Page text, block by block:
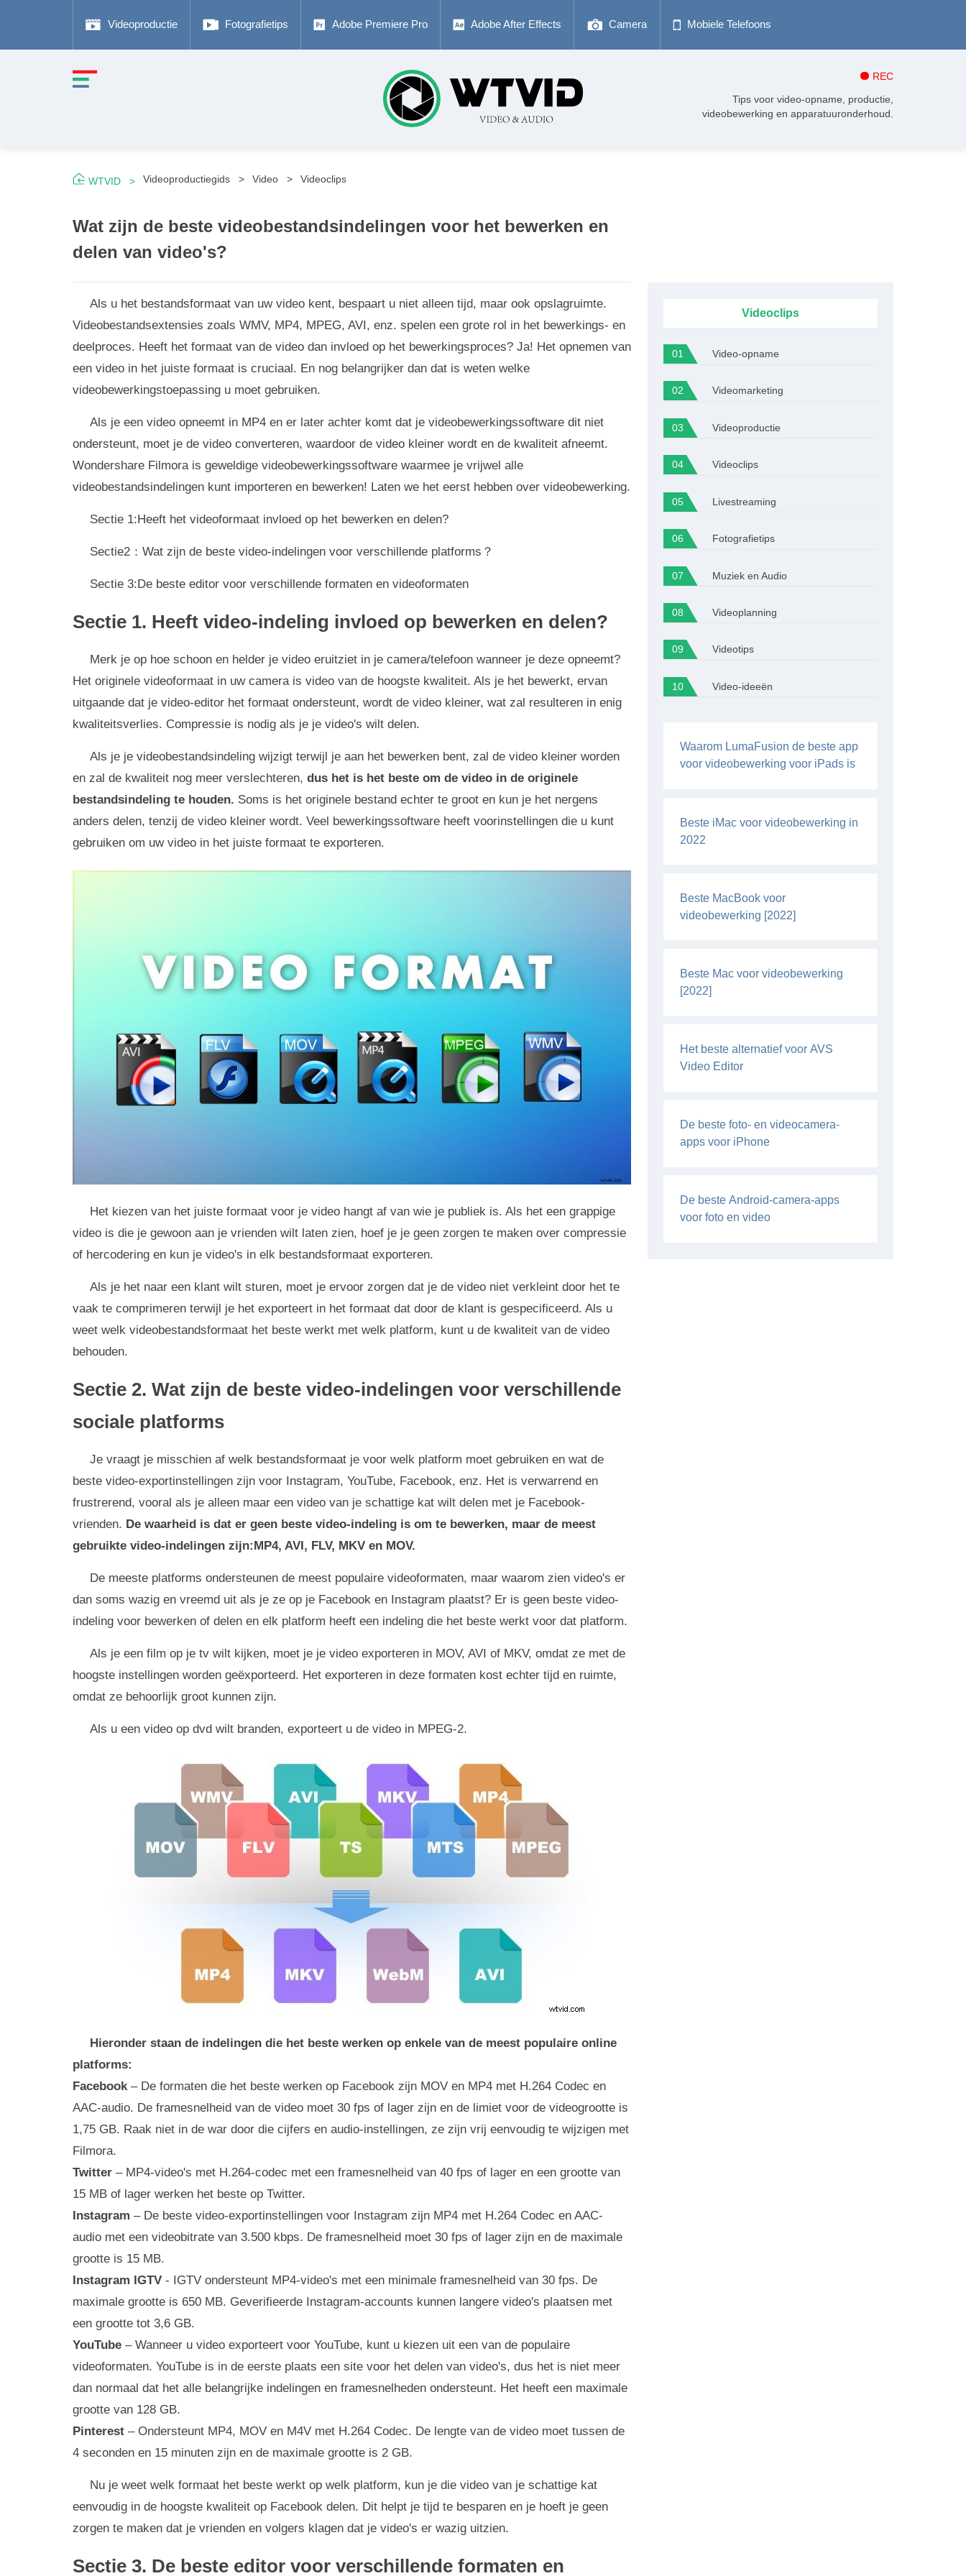
Videoproductie Fotografietips Adobe Premiere Pro Adobe After Effects Camera Mobiele Telefoons
REC
Tips voor video-opname, productie,
videobewerking en apparatuuronderhoud.
WTVID Videoproductiegids Video Videoclips
Wat zijn de beste videobestandsindelingen voor het bewerken en
delen van video's?
Als u het bestandsformaat van uw video kent, bespaart u niet alleen tijd, maar ook opslagruimte.
Videobestandsextensies zoals WMV, MP4, MPEG, AVI, enz. spelen een grote rol in het bewerkings- en
deelproces. Heeft het formaat van de video dan invloed op het bewerkingsproces? Ja! Het opnemen van
een video in het juiste formaat is cruciaal. En nog belangrijker dan dat is weten welke
videobewerkingstoepassing u moet gebruiken.
Als je een video opneemt in MP4 en er later achter komt dat je videobewerkingssoftware dit niet
ondersteunt, moet je de video converteren, waardoor de video kleiner wordt en de kwaliteit afneemt.
Wondershare Filmora is geweldige videobewerkingssoftware waarmee je vrijwel alle
videobestandsindelingen kunt importeren en bewerken! Laten we het eerst hebben over videobewerking.
Sectie 1:Heeft het videoformaat invloed op het bewerken en delen?
Sectie2：Wat zijn de beste video-indelingen voor verschillende platforms？
Sectie 3:De beste editor voor verschillende formaten en videoformaten
Sectie 1. Heeft video-indeling invloed op bewerken en delen?
Merk je op hoe schoon en helder je video eruitziet in je camera/telefoon wanneer je deze opneemt?
Het originele videoformaat in uw camera is video van de hoogste kwaliteit. Als je het bewerkt, ervan
uitgaande dat je video-editor het formaat ondersteunt, wordt de video kleiner, wat zal resulteren in enig
kwaliteitsverlies. Compressie is nodig als je je video's wilt delen.
Als je je videobestandsindeling wijzigt terwijl je aan het bewerken bent, zal de video kleiner worden
en zal de kwaliteit nog meer verslechteren, dus het is het beste om de video in de originele
bestandsindeling te houden. Soms is het originele bestand echter te groot en kun je het nergens
anders delen, tenzij de video kleiner wordt. Veel bewerkingssoftware heeft voorinstellingen die u kunt
gebruiken om uw video in het juiste formaat te exporteren.
Het kiezen van het juiste formaat voor je video hangt af van wie je publiek is. Als het een grappige
video is die je gewoon aan je vrienden wilt laten zien, hoef je je geen zorgen te maken over compressie
of hercodering en kun je video's in elk bestandsformaat exporteren.
Als je het naar een klant wilt sturen, moet je ervoor zorgen dat je de video niet verkleint door het te
vaak te comprimeren terwijl je het exporteert in het formaat dat door de klant is gespecificeerd. Als u
weet welk videobestandsformaat het beste werkt met welk platform, kunt u de kwaliteit van de video
behouden.
Sectie 2. Wat zijn de beste video-indelingen voor verschillende
sociale platforms
Je vraagt ​​je misschien af ​​welk bestandsformaat je voor welk platform moet gebruiken en wat de
beste video-exportinstellingen zijn voor Instagram, YouTube, Facebook, enz. Het is verwarrend en
frustrerend, vooral als je alleen maar een video van je schattige kat wilt delen met je Facebook-
vrienden. De waarheid is dat er geen beste video-indeling is om te bewerken, maar de meest
gebruikte video-indelingen zijn:MP4, AVI, FLV, MKV en MOV.
De meeste platforms ondersteunen de meest populaire videoformaten, maar waarom zien video's er
dan soms wazig en vreemd uit als je ze op je Facebook en Instagram plaatst? Er is geen beste video-
indeling voor bewerken of delen en elk platform heeft een indeling die het beste werkt voor dat platform.
Als je een film op je tv wilt kijken, moet je je video exporteren in MOV, AVI of MKV, omdat ze met de
hoogste instellingen worden geëxporteerd. Het exporteren in deze formaten kost echter tijd en ruimte,
omdat ze behoorlijk groot kunnen zijn.
Als u een video op dvd wilt branden, exporteert u de video in MPEG-2.
Hieronder staan ​​de indelingen die het beste werken op enkele van de meest populaire online
platforms:
Facebook– De formaten die het beste werken op Facebook zijn MOV en MP4 met H.264 Codec en
AAC-audio. De framesnelheid van de video moet 30 fps of lager zijn en de limiet voor de videogrootte is
1,75 GB. Raak niet in de war door die cijfers en audio-instellingen, ze zijn vrij eenvoudig te wijzigen met
Filmora.
Twitter– MP4-video's met H.264-codec met een framesnelheid van 40 fps of lager en een grootte van
15 MB of lager werken het beste op Twitter.
Instagram – De beste video-exportinstellingen voor Instagram zijn MP4 met H.264 Codec en AAC-
audio met een videobitrate van 3.500 kbps. De framesnelheid moet 30 fps of lager zijn en de maximale
grootte is 15 MB.
Instagram IGTV- IGTV ondersteunt MP4-video's met een minimale framesnelheid van 30 fps. De
maximale grootte is 650 MB. Geverifieerde Instagram-accounts kunnen langere video's plaatsen met
een grootte tot 3,6 GB.
YouTube– Wanneer u video exporteert voor YouTube, kunt u kiezen uit een van de populaire
videoformaten. YouTube is in de eerste plaats een site voor het delen van video's, dus het is niet meer
dan normaal dat het alle belangrijke indelingen en framesnelheden ondersteunt. Het heeft een maximale
grootte van 128 GB.
Pinterest– Ondersteunt MP4, MOV en M4V met H.264 Codec. De lengte van de video moet tussen de
4 seconden en 15 minuten zijn en de maximale grootte is 2 GB.
Nu je weet welk formaat het beste werkt op welk platform, kun je die video van je schattige kat
eenvoudig in de hoogste kwaliteit op Facebook delen. Dit helpt je tijd te besparen en je hoeft je geen
zorgen te maken dat je vrienden en volgers klagen dat je video's er wazig uitzien.
Sectie 3. De beste editor voor verschillende formaten en
Videoclips
Video-opname
Videomarketing
Videoproductie
Videoclips
Livestreaming
Fotografietips
Muziek en Audio
Videoplanning
Videotips
Video-ideeën
Waarom LumaFusion de beste app
voor videobewerking voor iPads is
Beste iMac voor videobewerking in
2022
Beste MacBook voor
videobewerking [2022]
Beste Mac voor videobewerking
[2022]
Het beste alternatief voor AVS
Video Editor
De beste foto- en videocamera-
apps voor iPhone
De beste Android-camera-apps
voor foto en video